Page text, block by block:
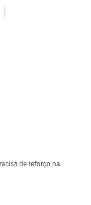
de reforço na